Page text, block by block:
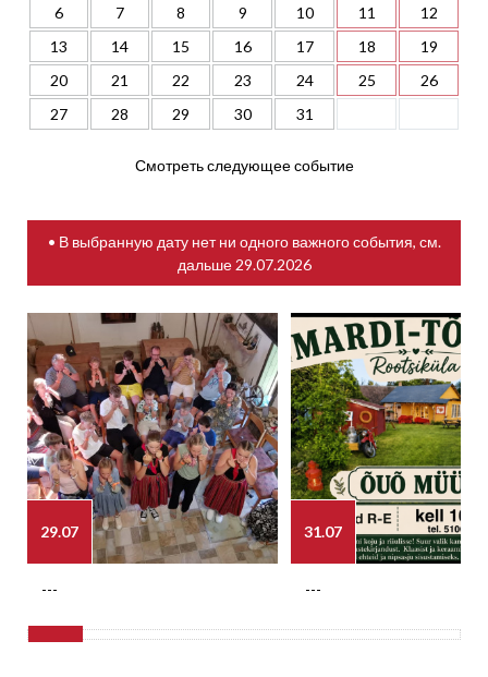
6
7 8 9 10 11
12
13
14 15 16 17 18
19
20
21 22 23 24 25
26
27
28 29 30 31
Смотреть следующее событие
• В выбранную дату нет ни одного важного события, см.
дальше 29.07.2026
29.07
---
31.07
---